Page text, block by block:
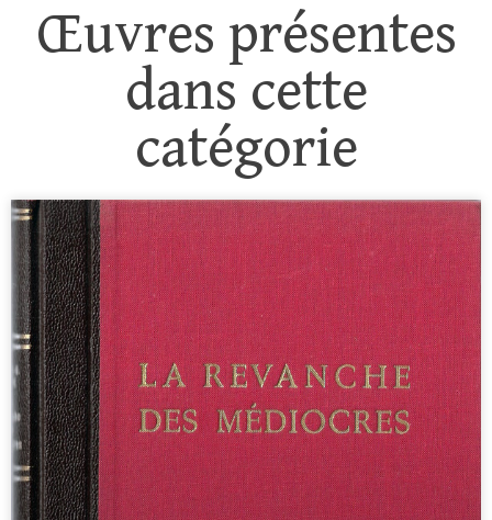
Œuvres présentes
dans cette
catégorie